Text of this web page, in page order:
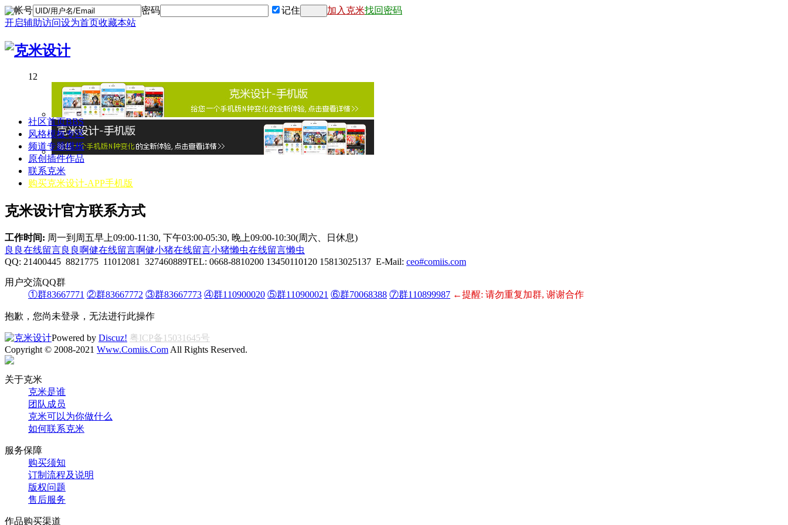
帐号 密码 记住 加入克米找回密码
开启辅助访问设为首页收藏本站
1 2
社区首页BBS
风格模板专区
频道专题模板
原创插件作品
联系克米
购买克米设计-APP手机版
克米设计官方联系方式
工作时间: 周一到周五早上09:00-11:30, 下午03:00-05:30, 晚上09:00-10:30(周六、日休息)
良良在线留言良良 啊健在线留言啊健小猪在线留言小猪懒虫在线留言懒虫
QQ: 21400445 8821775 11012081 327460889TEL: 0668-8810200 13450110120 15813025137 E-Mail: ceo#comiis.com
用户交流QQ群
①群83667771 ②群83667772 ③群83667773 ④群110900020 ⑤群110900021 ⑥群70068388 ⑦群110899987 ←提醒: 请勿重复加群, 谢谢合作
抱歉，您尚未登录，无法进行此操作
Powered by Discuz! 粤ICP备15031645号
Copyright © 2008-2021 Www.Comiis.Com All Rights Reserved.
关于克米
克米是谁
团队成员
克米可以为你做什么
如何联系克米
服务保障
购买须知
订制流程及说明
版权问题
售后服务
作品购买渠道